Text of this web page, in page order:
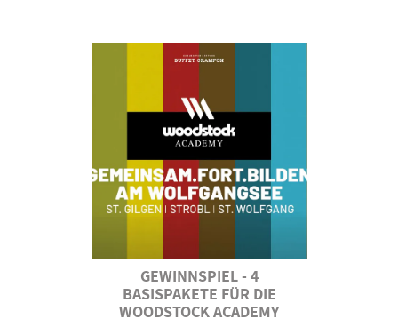
GEWINNSPIEL - 4
BASISPAKETE FÜR DIE
WOODSTOCK ACADEMY